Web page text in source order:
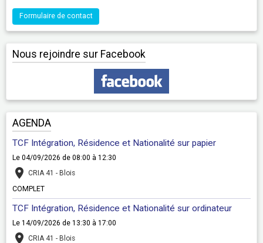
Formulaire de contact
Nous rejoindre sur Facebook
AGENDA
TCF Intégration, Résidence et Nationalité sur papier
Le 04/09/2026 de 08:00 à 12:30
CRIA 41 - Blois
COMPLET
TCF Intégration, Résidence et Nationalité sur ordinateur
Le 14/09/2026 de 13:30 à 17:00
CRIA 41 - Blois